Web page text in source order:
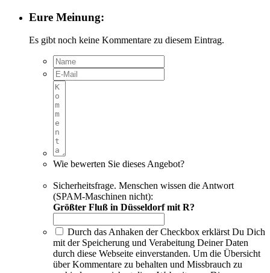
Eure Meinung:
Es gibt noch keine Kommentare zu diesem Eintrag.
Wie bewerten Sie dieses Angebot?
Sicherheitsfrage. Menschen wissen die Antwort
(SPAM-Maschinen nicht):
Größter Fluß in Düsseldorf mit R?
Durch das Anhaken der Checkbox erklärst Du Dich
mit der Speicherung und Verabeitung Deiner Daten
durch diese Webseite einverstanden. Um die Übersicht
über Kommentare zu behalten und Missbrauch zu